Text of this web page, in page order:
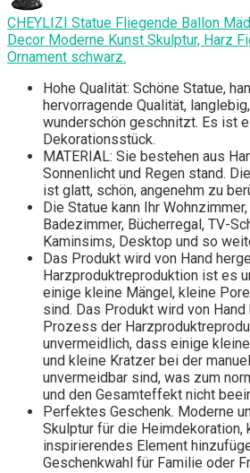
CHEYLIZI Statue Fliegende Ballon
Decor Moderne Kunst Skulptur, Harz
Ornament schwarz.
Hohe Qualität: Schöne Statue,
hervorragende Qualität,
wunderschön geschnitzt. Es ist
Dekorationsstück.
MATERIAL: Sie bestehen aus
Sonnenlicht und Regen stand.
ist glatt, schön, angenehm zu
Die Statue kann Ihr
Badezimmer, Bücherregal, TV-
Kaminsims, Desktop und so
Das Produkt wird von Hand
Harzproduktreproduktion ist es
einige kleine Mängel, kleine
sind. Das Produkt wird von
Prozess der
unvermeidlich, dass einige
und kleine Kratzer bei der
unvermeidbar sind, was zum
und den Gesamteffekt nicht
Perfektes Geschenk. Moderne
Skulptur für die Heimdekoration,
inspirierendes Element
Geschenkwahl für Familie oder